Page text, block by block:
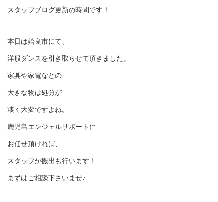
スタッフブログ更新の時間です！
本日は姶良市にて、
洋服ダンスを引き取らせて頂きました。
家具や家電などの
大きな物は処分が
凄く大変ですよね。
鹿児島エンジェルサポートに
お任せ頂ければ、
スタッフが搬出も行います！
まずはご相談下さいませ♪